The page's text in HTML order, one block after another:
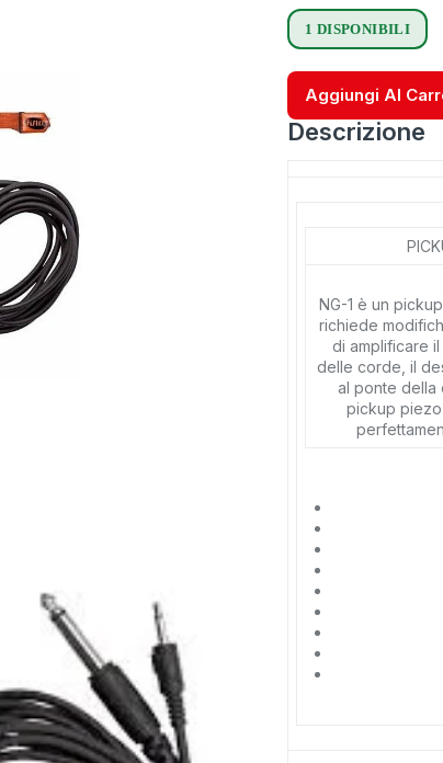
1 DISPONIBILI
Aggiungi Al
Descrizione
NG-1 è un
richiede
di amplificare
delle corde, il
al ponte della
pickup